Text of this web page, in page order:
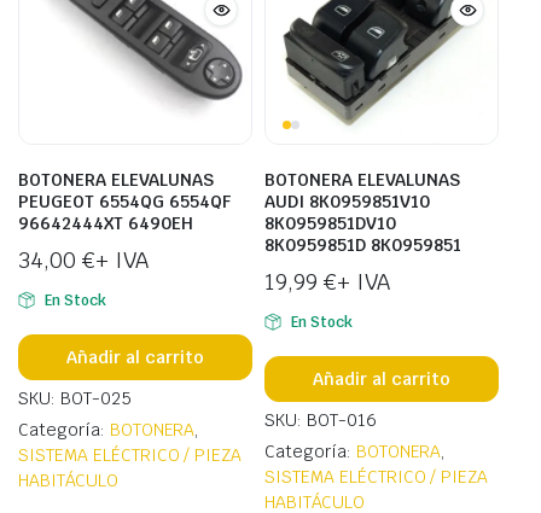
BOTONERA ELEVALUNAS
PEUGEOT 6554QG 6554QF
96642444XT 6490EH
34,00 €+ IVA
En Stock
Añadir al carrito
SKU: BOT-025
Categoría: BOTONERA,
SISTEMA ELÉCTRICO / PIEZA
HABITÁCULO
BOTONERA ELEVALUNAS
AUDI 8K0959851V10
8K0959851DV10
8K0959851D 8K0959851
19,99 €+ IVA
En Stock
Añadir al carrito
SKU: BOT-016
Categoría: BOTONERA,
SISTEMA ELÉCTRICO / PIEZA
HABITÁCULO